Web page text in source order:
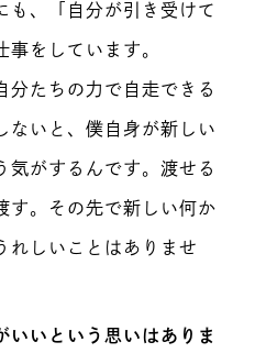
も、「自分が引き受けて
事をしています。
分たちの力で自走できる
ないと、僕自身が新しい
気がするんです。渡せる
す。その先で新しい何か
れしいことはありませ
いいという思いはありま